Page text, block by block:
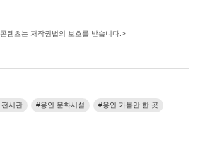
텐츠는 저작권법의 보호를 받습니다.>
전시관 용인 문화시설 용인 가볼만 한 곳